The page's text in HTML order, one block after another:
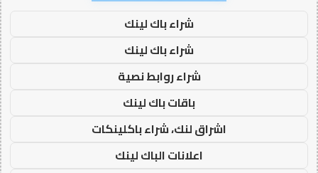
شراء باك لينك
شراء باك لينك
شراء روابط نصية
باقات باك لينك
اشراق لنك، شراء باكلينكات
اعلانات الباك لينك